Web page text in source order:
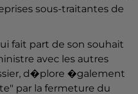
sous-traitantes de
fait part de son souhait
avec les autres
d�plore �galement
par la fermeture du